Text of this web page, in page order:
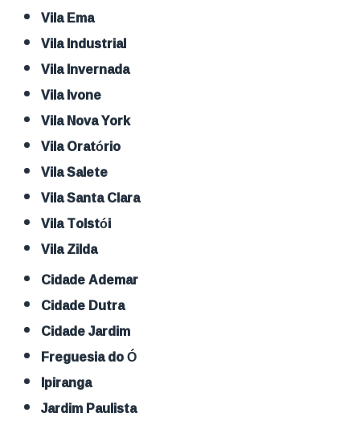
Vila Ema
Vila Industrial
Vila Invernada
Vila Ivone
Vila Nova York
Vila Oratório
Vila Salete
Vila Santa Clara
Vila Tolstói
Vila Zilda
Cidade Ademar
Cidade Dutra
Cidade Jardim
Freguesia do Ó
Ipiranga
Jardim Paulista